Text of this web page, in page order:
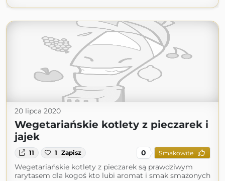
20 lipca 2020
Wegetariańskie kotlety z pieczarek i
jajek
11 1 Zapisz 0 Smakowite
Wegetariańskie kotlety z pieczarek są prawdziwym
rarytasem dla kogoś kto lubi aromat i smak smażonych